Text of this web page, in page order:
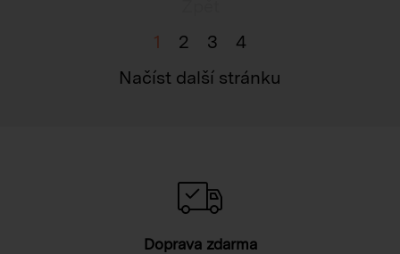
1
2 3
4
Načíst další stránku
Doprava zdarma